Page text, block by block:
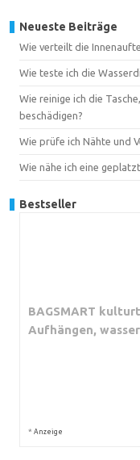
Neueste Beiträge
Wie verteilt die
Wie teste ich die
Wie reinige ich die
beschädigen?
Wie prüfe ich Nähte und
Wie nähe ich eine
Bestseller
BAGSMART
Aufhängen,
* Anzeige